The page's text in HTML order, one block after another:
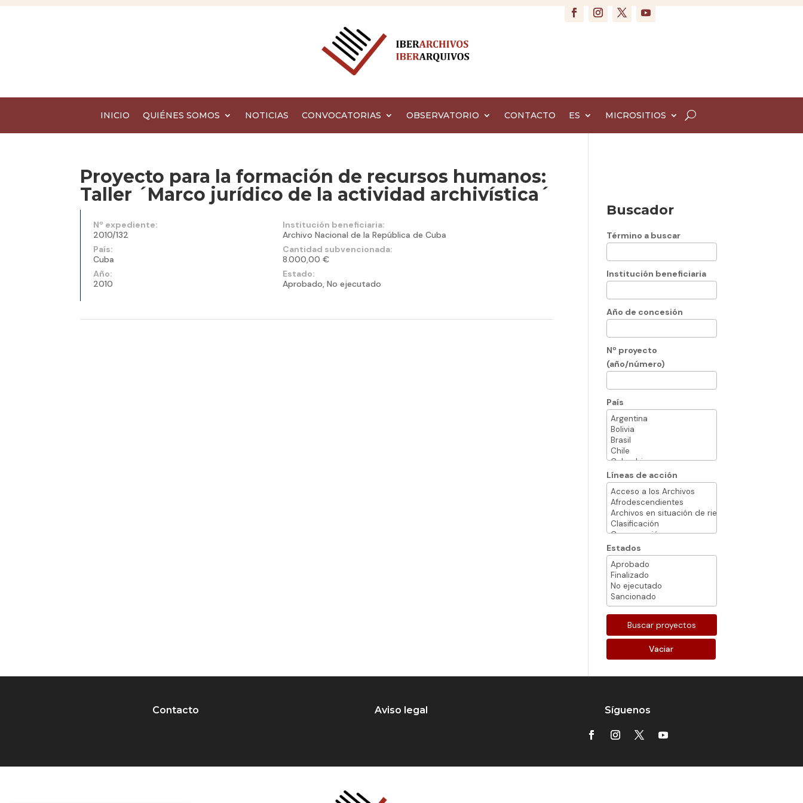
INICIO QUIÉNES SOMOS NOTICIAS CONVOCATORIAS OBSERVATORIO CONTACTO ES MICROSITIOS
Proyecto para la formación de recursos humanos:
Taller ´Marco jurídico de la actividad archivística´
Nº expediente:
2010/132
País:
Cuba
Año:
2010
Institución beneficiaria:
Archivo Nacional de la República de Cuba
Cantidad subvencionada:
8.000,00 €
Estado:
Aprobado, No ejecutado
Buscador
Término a buscar
Institución beneficiaria
Año de concesión
Nº proyecto
(año/número)
País
Líneas de acción
Estados
Vaciar
Contacto Aviso legal Síguenos